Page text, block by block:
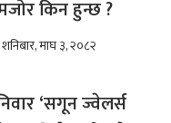
किन हुन्छ ?
शनिबार, माघ ३, २०८२
‘सगून ज्वेलर्स